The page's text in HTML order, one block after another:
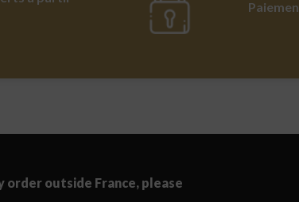
order outside France, please